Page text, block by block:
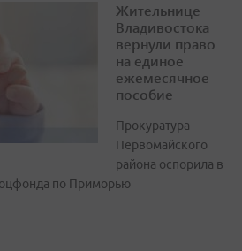
Жительнице
Владивостока
вернули право
на единое
ежемесячное
пособие
Прокуратура
Первомайского
района оспорила в
по Приморью